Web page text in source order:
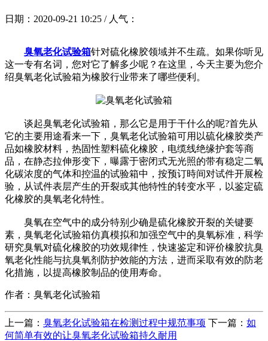
日期：2020-09-21 10:25 / 人气：
臭氧老化试验箱针对硫化橡胶领域并不生疏。如果你听见
这一专有名词，您对它了解多少呢？在这里，今天主要为您介
绍臭氧老化试验箱为橡胶行业带来了哪些便利。
谈起臭氧老化试验箱，那么它是用于干什么的呢?首先从
它的主要用途看来一下，臭氧老化试验箱可用以硫化橡胶类产
品如橡胶材料，热固性塑料硫化橡胶，电缆线绝缘护套等商
品，在静态拉伸形变下，曝露于密闭式无光照的带有稳定二氧
化碳浓度的气体和控温的试验箱中，按预订時间对试件开展检
验，从试件表层产生的开裂或其他特性的转变水平，以鉴定硫
化橡胶的臭氧老化特性。
臭氧在空气中的成分特别少确是硫化橡胶开裂的关键要
素，臭氧老化试验箱仿真模拟和加强空气中的臭氧标准，科学
研究臭氧对硫化橡胶的功效规律性，快速鉴定和评价橡胶抗臭
氧老化性能与抗臭氧剂防护效能的方法，进而采取有效的防老
化措施，以提高橡胶制品的使用寿命。
作者：臭氧老化试验箱
上一篇： 臭氧老化试验箱在检测过程中规范事项 下一篇： 如
何简单有效的让臭氧老化试验箱持久耐用